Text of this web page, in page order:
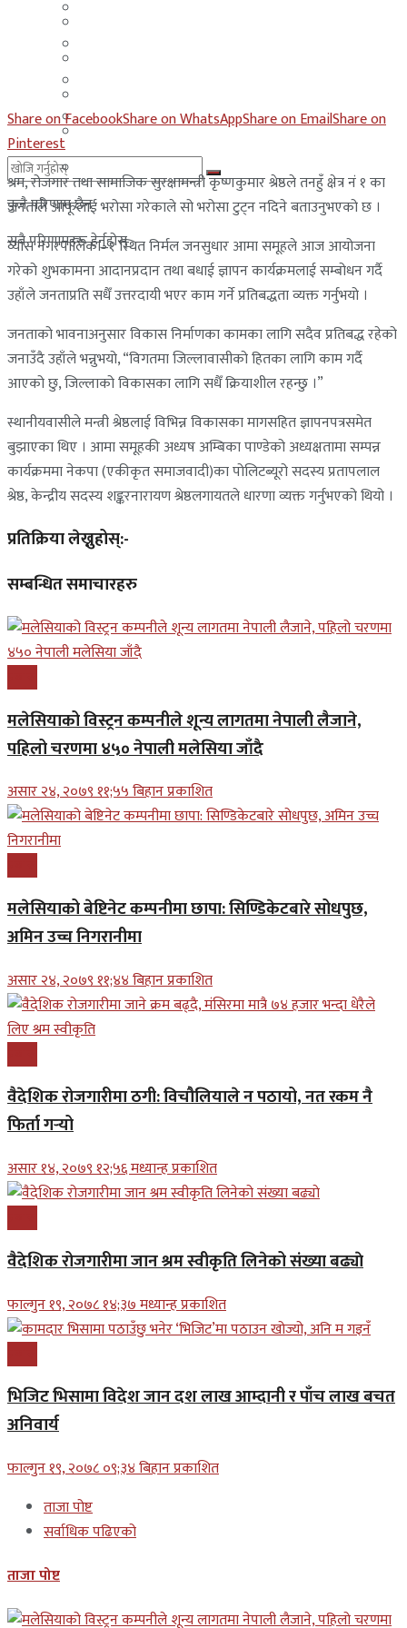
साउदी अरब
कुनै परिणाम छैन
सबै परिणामहरू हेर्नुहोस्
लेबनान
साउदी अरब
Share on FacebookShare on WhatsAppShare on EmailShare on
Pinterest
श्रम, रोजगार तथा सामाजिक सुरक्षामन्त्री कृष्णकुमार श्रेष्ठले तनहुँ क्षेत्र नं १ का
जनताले आफूलाई भरोसा गरेकाले सो भरोसा टुट्न नदिने बताउनुभएको छ ।
व्यास नगरपालिका–१ स्थित निर्मल जनसुधार आमा समूहले आज आयोजना
गरेको शुभकामना आदानप्रदान तथा बधाई ज्ञापन कार्यक्रमलाई सम्बोधन गर्दै
उहाँले जनताप्रति सधैँ उत्तरदायी भएर काम गर्ने प्रतिबद्धता व्यक्त गर्नुभयो ।
जनताको भावनाअनुसार विकास निर्माणका कामका लागि सदैव प्रतिबद्ध रहेको
जनाउँदै उहाँले भन्नुभयो, “विगतमा जिल्लावासीको हितका लागि काम गर्दै
आएको छु, जिल्लाको विकासका लागि सधैँ क्रियाशील रहन्छु ।”
स्थानीयवासीले मन्त्री श्रेष्ठलाई विभिन्न विकासका मागसहित ज्ञापनपत्रसमेत
बुझाएका थिए । आमा समूहकी अध्यष अम्बिका पाण्डेको अध्यक्षतामा सम्पन्न
कार्यक्रममा नेकपा (एकीकृत समाजवादी)का पोलिटब्यूरो सदस्य प्रतापलाल
श्रेष्ठ, केन्द्रीय सदस्य शङ्करनारायण श्रेष्ठलगायतले धारणा व्यक्त गर्नुभएको थियो ।
प्रतिक्रिया लेख्नुहोस्:-
सम्बन्धित समाचारहरु
मलेसियाको विस्ट्रन कम्पनीले शून्य लागतमा नेपाली लैजाने,
पहिलो चरणमा ४५० नेपाली मलेसिया जाँदै
असार २४, २०७९ ११;५५ बिहान प्रकाशित
मलेसियाको बेष्टिनेट कम्पनीमा छापा: सिण्डिकेटबारे सोधपुछ,
अमिन उच्च निगरानीमा
असार २४, २०७९ ११;४४ बिहान प्रकाशित
वैदेशिक रोजगारीमा ठगी: विचौलियाले न पठायो, नत रकम नै
फिर्ता गर्‍यो
असार १४, २०७९ १२;५६ मध्यान्ह प्रकाशित
वैदेशिक रोजगारीमा जान श्रम स्वीकृति लिनेको संख्या बढ्याे
फाल्गुन १९, २०७८ १४;३७ मध्यान्ह प्रकाशित
भिजिट भिसामा विदेश जान दश लाख आम्दानी र पाँच लाख बचत
अनिवार्य
फाल्गुन १९, २०७८ ०९;३४ बिहान प्रकाशित
ताजा पोष्ट
सर्वाधिक पढिएको
ताजा पोष्ट